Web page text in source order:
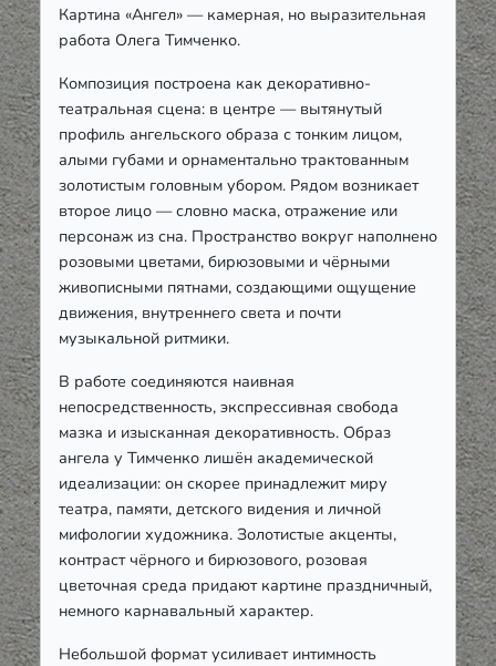
Картина «Ангел» — камерная, но выразительная
работа Олега Тимченко.
Композиция построена как декоративно-
театральная сцена: в центре — вытянутый
профиль ангельского образа с тонким лицом,
алыми губами и орнаментально трактованным
золотистым головным убором. Рядом возникает
второе лицо — словно маска, отражение или
персонаж из сна. Пространство вокруг наполнено
розовыми цветами, бирюзовыми и чёрными
живописными пятнами, создающими ощущение
движения, внутреннего света и почти
музыкальной ритмики.
В работе соединяются наивная
непосредственность, экспрессивная свобода
мазка и изысканная декоративность. Образ
ангела у Тимченко лишён академической
идеализации: он скорее принадлежит миру
театра, памяти, детского видения и личной
мифологии художника. Золотистые акценты,
контраст чёрного и бирюзового, розовая
цветочная среда придают картине праздничный,
немного карнавальный характер.
Небольшой формат усиливает интимность